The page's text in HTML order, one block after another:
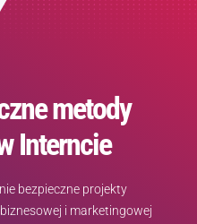
metody
Interncie
bezpieczne projekty
i marketingowej